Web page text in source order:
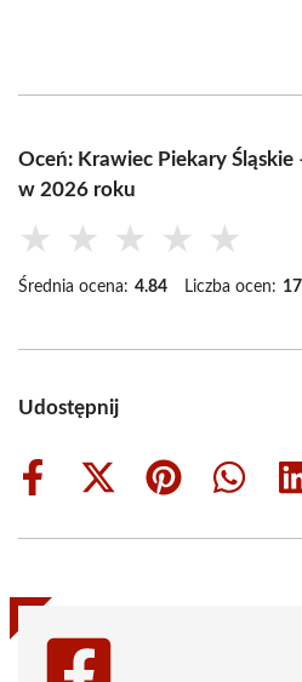
Oceń: Krawiec Piekary
w 2026 roku
★ ★ ★ ★ ★
Średnia ocena: 4.84 Liczba ocen: 17
Udostępnij
Share
Share
(Twitter)
Share
Share